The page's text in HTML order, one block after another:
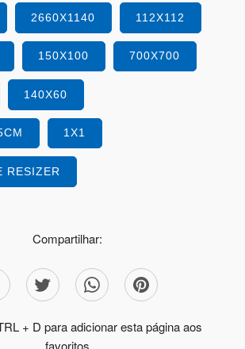
2660X1140 112X112
150X100 700X700
140X60
1X1
RESIZER
Compartilhar:
+ D para adicionar esta página aos
favoritos